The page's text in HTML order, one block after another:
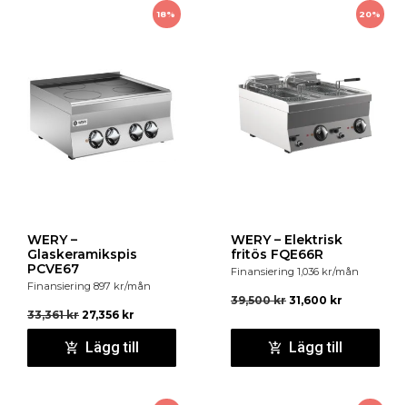
18%
WERY –
Glaskeramikspis
PCVE67
Finansiering 897 kr/mån
33,361kr 27,356 kr
Lägg till
20%
WERY – Elektrisk
fritös FQE66R
Finansiering 1,036 kr/mån
39,500kr 31,600 kr
Lägg till